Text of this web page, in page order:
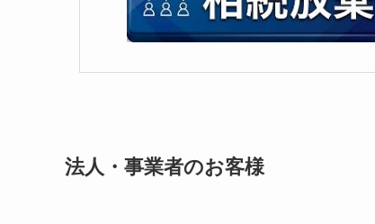
法人・事業者のお客様